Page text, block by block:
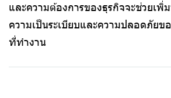
และความต้องการของธุรกิจจะช่วยเ
ความเป็นระเบียบและความปลอดภัยข
ที่ทำงาน